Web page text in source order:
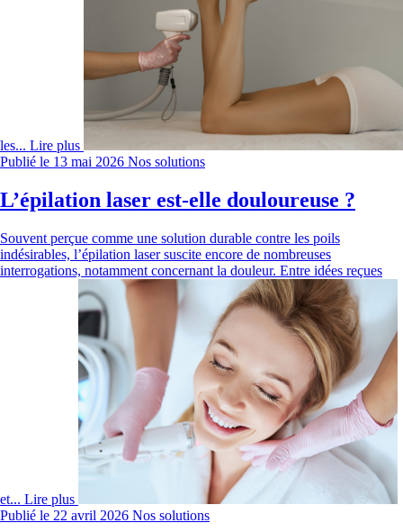
les... Lire plus
Publié le 13 mai 2026 Nos solutions
L’épilation laser est-elle douloureuse ?
Souvent perçue comme une solution durable contre les poils
indésirables, l’épilation laser suscite encore de nombreuses
interrogations, notamment concernant la douleur. Entre idées reçues
et... Lire plus
Publié le 22 avril 2026 Nos solutions